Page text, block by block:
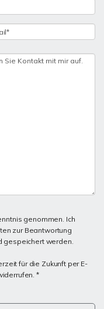
genommen. Ich
zur Beantwortung
gespeichert werden.
für die Zukunft per E-
*